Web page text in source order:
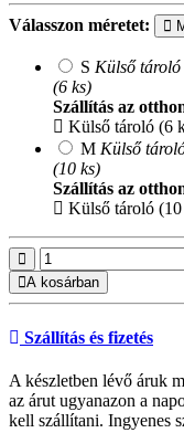
Válasszon méretet:
S Külső tároló
(6 ks)
Szállítás az
Külső tároló (6
M Külső
(10 ks)
Szállítás az
Külső tároló
A kosárban
Szállítás és fizetés
A készletben lévő áruk
az árut ugyanazon a
kell szállítani. Ingyenes